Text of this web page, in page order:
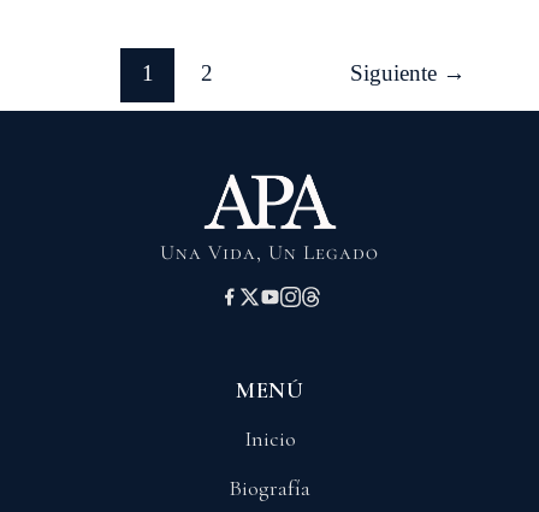
1 2 Siguiente →
Una Vida, Un Legado
MENÚ
Inicio
Biografía